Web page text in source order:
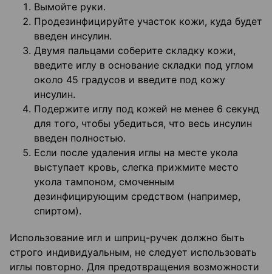
Вымойте руки.
Продезинфицируйте участок кожи, куда будет
введен инсулин.
Двумя пальцами соберите складку кожи,
введите иглу в основание складки под углом
около 45 градусов и введите под кожу
инсулин.
Подержите иглу под кожей не менее 6 секунд
для того, чтобы убедиться, что весь инсулин
введен полностью.
Если после удаления иглы на месте укола
выступает кровь, слегка прижмите место
укола тампоном, смоченным
дезинфицирующим средством (например,
спиртом).
Использование игл и шприц-ручек должно быть
строго индивидуальным, не следует использовать
иглы повторно. Для предотвращения возможности